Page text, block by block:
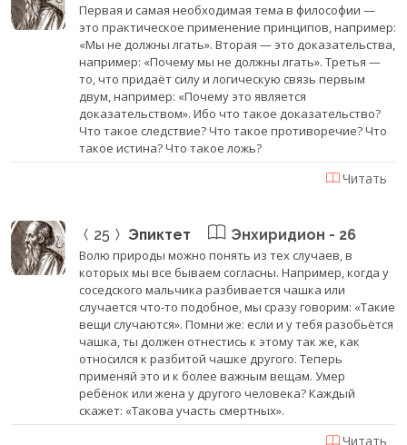
Первая и самая необходимая тема в философии —
это практическое применение принципов, например:
«Мы не должны лгать». Вторая — это доказательства,
например: «Почему мы не должны лгать». Третья —
то, что придаёт силу и логическую связь первым
двум, например: «Почему это является
доказательством». Ибо что такое доказательство?
Что такое следствие? Что такое противоречие? Что
такое истина? Что такое ложь?
Читать
25 Эпиктет Энхиридион - 26
Волю природы можно понять из тех случаев, в
которых мы все бываем согласны. Например, когда у
соседского мальчика разбивается чашка или
случается что-то подобное, мы сразу говорим: «Такие
вещи случаются». Помни же: если и у тебя разобьётся
чашка, ты должен отнестись к этому так же, как
относился к разбитой чашке другого. Теперь
применяй это и к более важным вещам. Умер
ребёнок или жена у другого человека? Каждый
скажет: «Такова участь смертных».
Читать